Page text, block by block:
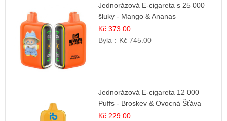
Jednorázová E-cigareta s 25 000
šluky - Mango & Ananas
Kč 373.00
Byla： Kč 745.00
Jednorázová E-cigareta 12 000
Puffs - Broskev & Ovocná Šťáva
Kč 229.00